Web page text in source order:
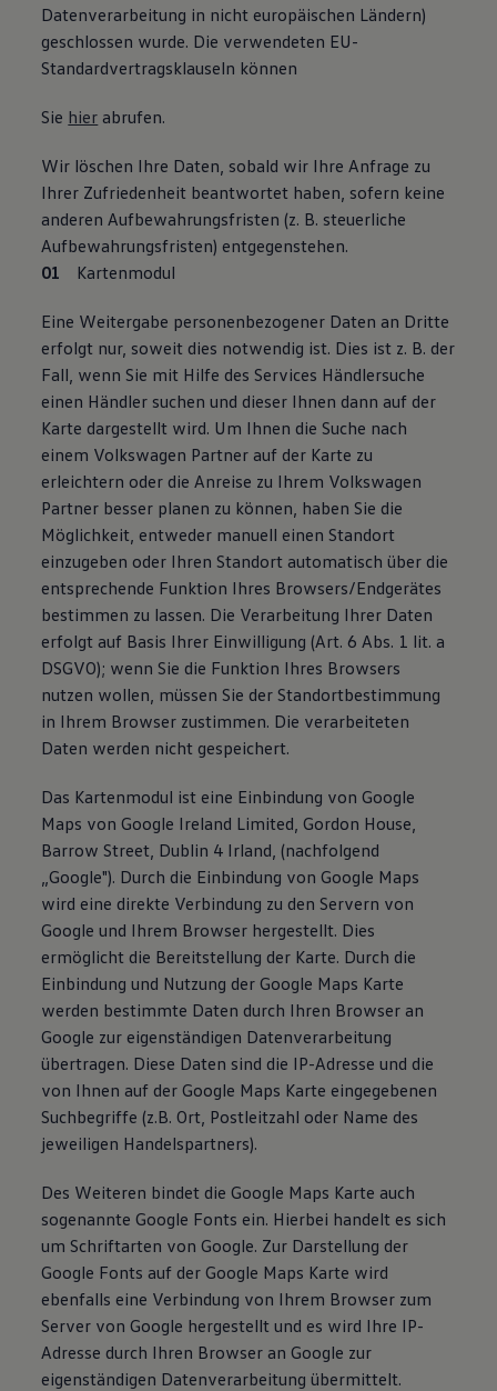
Datenverarbeitung in nicht europäischen Ländern)
geschlossen wurde. Die verwendeten EU-
Standardvertragsklauseln können
Sie hier abrufen.
Wir löschen Ihre Daten, sobald wir Ihre Anfrage zu
Ihrer Zufriedenheit beantwortet haben, sofern keine
anderen Aufbewahrungsfristen (z. B. steuerliche
Aufbewahrungsfristen) entgegenstehen.
Kartenmodul
Eine Weitergabe personenbezogener Daten an Dritte
erfolgt nur, soweit dies notwendig ist. Dies ist z. B. der
Fall, wenn Sie mit Hilfe des Services Händlersuche
einen Händler suchen und dieser Ihnen dann auf der
Karte dargestellt wird. Um Ihnen die Suche nach
einem Volkswagen Partner auf der Karte zu
erleichtern oder die Anreise zu Ihrem Volkswagen
Partner besser planen zu können, haben Sie die
Möglichkeit, entweder manuell einen Standort
einzugeben oder Ihren Standort automatisch über die
entsprechende Funktion Ihres Browsers/Endgerätes
bestimmen zu lassen. Die Verarbeitung Ihrer Daten
erfolgt auf Basis Ihrer Einwilligung (Art. 6 Abs. 1 lit. a
DSGVO); wenn Sie die Funktion Ihres Browsers
nutzen wollen, müssen Sie der Standortbestimmung
in Ihrem Browser zustimmen. Die verarbeiteten
Daten werden nicht gespeichert.
Das Kartenmodul ist eine Einbindung von Google
Maps von Google Ireland Limited, Gordon House,
Barrow Street, Dublin 4 Irland, (nachfolgend
„Google"). Durch die Einbindung von Google Maps
wird eine direkte Verbindung zu den Servern von
Google und Ihrem Browser hergestellt. Dies
ermöglicht die Bereitstellung der Karte. Durch die
Einbindung und Nutzung der Google Maps Karte
werden bestimmte Daten durch Ihren Browser an
Google zur eigenständigen Datenverarbeitung
übertragen. Diese Daten sind die IP-Adresse und die
von Ihnen auf der Google Maps Karte eingegebenen
Suchbegriffe (z.B. Ort, Postleitzahl oder Name des
jeweiligen Handelspartners).
Des Weiteren bindet die Google Maps Karte auch
sogenannte Google Fonts ein. Hierbei handelt es sich
um Schriftarten von Google. Zur Darstellung der
Google Fonts auf der Google Maps Karte wird
ebenfalls eine Verbindung von Ihrem Browser zum
Server von Google hergestellt und es wird Ihre IP-
Adresse durch Ihren Browser an Google zur
eigenständigen Datenverarbeitung übermittelt.